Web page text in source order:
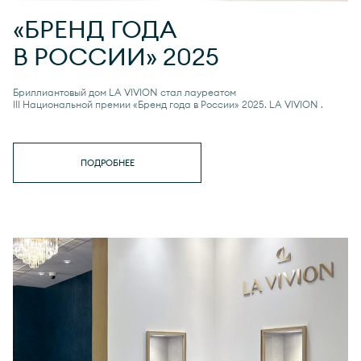
«БРЕНД ГОДА
В РОССИИ» 2025
Бриллиантовый дом LA VIVION стал лауреатом
III Национальной премии «Бренд года в России» 2025. LA VIVION .
ПОДРОБНЕЕ